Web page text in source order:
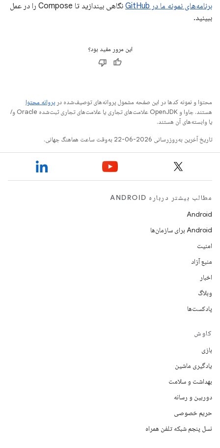
برنامه‌های نمونه ما در GitHub
نگاهی بیندازید تا Compose را در عمل
ببینید.
این مرور مفید بود؟
محتوا و نمونه کدها در این صفحه مشمول پروانه‌های توصیف‌شده در پروانه محتوا
هستند. جاوا و OpenJDK علامت‌های تجاری یا علامت‌های تجاری ثبت‌شده Oracle و/
یا وابسته‌های آن هستند.
تاریخ آخرین به‌روزرسانی 2026-06-22 به‌وقت ساعت هماهنگ جهانی.
مطالب بیشتر درباره ANDROID
Android
Android برای سازمان‌ها
امنیت
منبع آزاد
اخبار
وبلاگ
پادکست‌ها
کاوش
بازی
یادگیری ماشین
بهداشت و سلامت
دوربین و رسانه
حریم خصوصی
نسل پنجم شبکه تلفن همراه